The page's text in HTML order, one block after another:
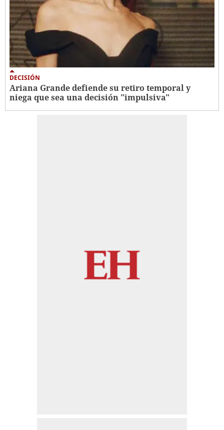
DECISIÓN
Ariana Grande defiende su retiro temporal y
niega que sea una decisión "impulsiva"